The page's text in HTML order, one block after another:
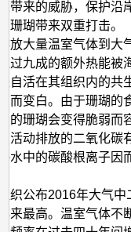
化
带
来
的
双
重
打
击
带来的威胁，保护沿
珊瑚带来双重打击。
放大量温室气体到大
过九成的额外热能被
自活在其组织内的共
而变白。由于珊瑚的
的珊瑚会变得脆弱而
活动排放的二氧化碳
水中的碳酸根离子因
织公布2016年大气
来最高。温室气体不